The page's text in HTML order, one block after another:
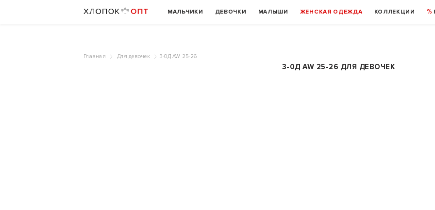
МАЛЬЧИКИ ДЕВОЧКИ МАЛЫШИ ЖЕНСКАЯ ОДЕЖДА КОЛЛЕКЦИИ
Главная Для девочек 3-0Д AW 25-26
3-0Д AW 25-26 ДЛЯ ДЕВОЧЕК